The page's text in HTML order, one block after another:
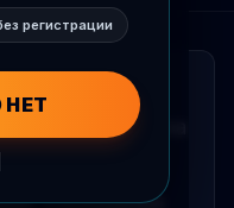
выступать на
Сообщения
регистрации